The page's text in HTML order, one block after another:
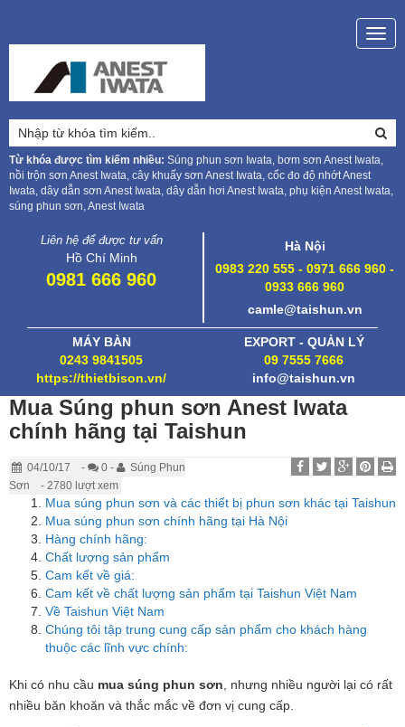
Từ khóa được tìm kiếm nhiều: Súng phun sơn Iwata, bơm sơn Anest Iwata,
nồi trộn sơn Anest Iwata, cây khuấy sơn Anest Iwata, cốc đo độ nhớt Anest
Iwata, dây dẫn sơn Anest Iwata, dây dẫn hơi Anest Iwata, phụ kiện Anest Iwata,
súng phun sơn, Anest Iwata
Liên hệ để được tư vấn
Hồ Chí Minh
0981 666 960
Hà Nội
0983 220 555 - 0971 666 960 -
0933 666 960
camle@taishun.vn
MÁY BÀN
0243 9841505
https://thietbison.vn/
EXPORT - QUẢN LÝ
09 7555 7666
info@taishun.vn
Mua Súng phun sơn Anest Iwata
chính hãng tại Taishun
04/10/17 - 0 -
Súng Phun
Sơn
- 2780 lượt xem
Mua súng phun sơn và các thiết bị phun sơn khác tại Taishun
Mua súng phun sơn chính hãng tại Hà Nội
Hàng chính hãng:
Chất lượng sản phẩm
Cam kết về giá:
Cam kết về chất lượng sản phẩm tại Taishun Việt Nam
Về Taishun Việt Nam
Chúng tôi tập trung cung cấp sản phẩm cho khách hàng
thuộc các lĩnh vực chính:
Khi có nhu cầu mua súng phun sơn , nhưng nhiều người lại có rất
nhiều băn khoăn và thắc mắc về đơn vị cung cấp.